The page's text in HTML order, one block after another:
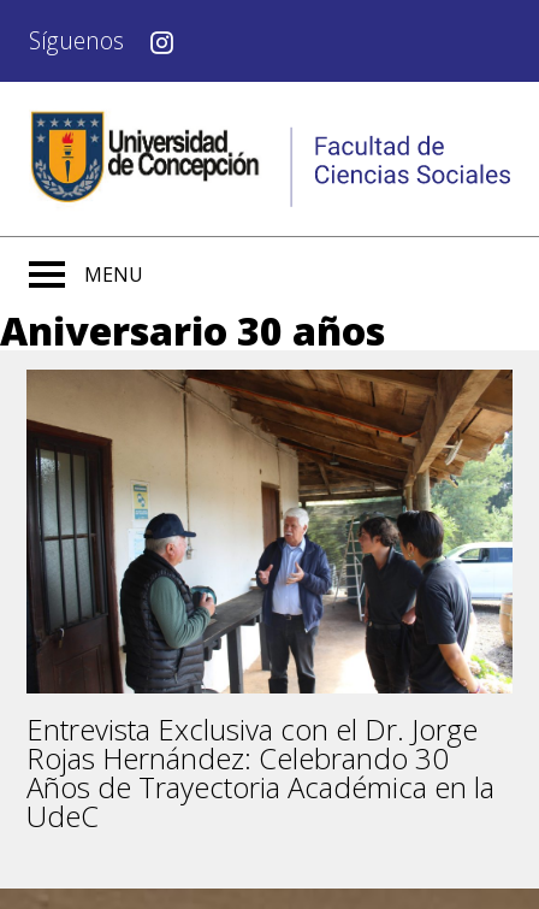
Síguenos
MENU
Aniversario 30 años
Entrevista Exclusiva con el Dr. Jorge
Rojas Hernández: Celebrando 30
Años de Trayectoria Académica en la
UdeC